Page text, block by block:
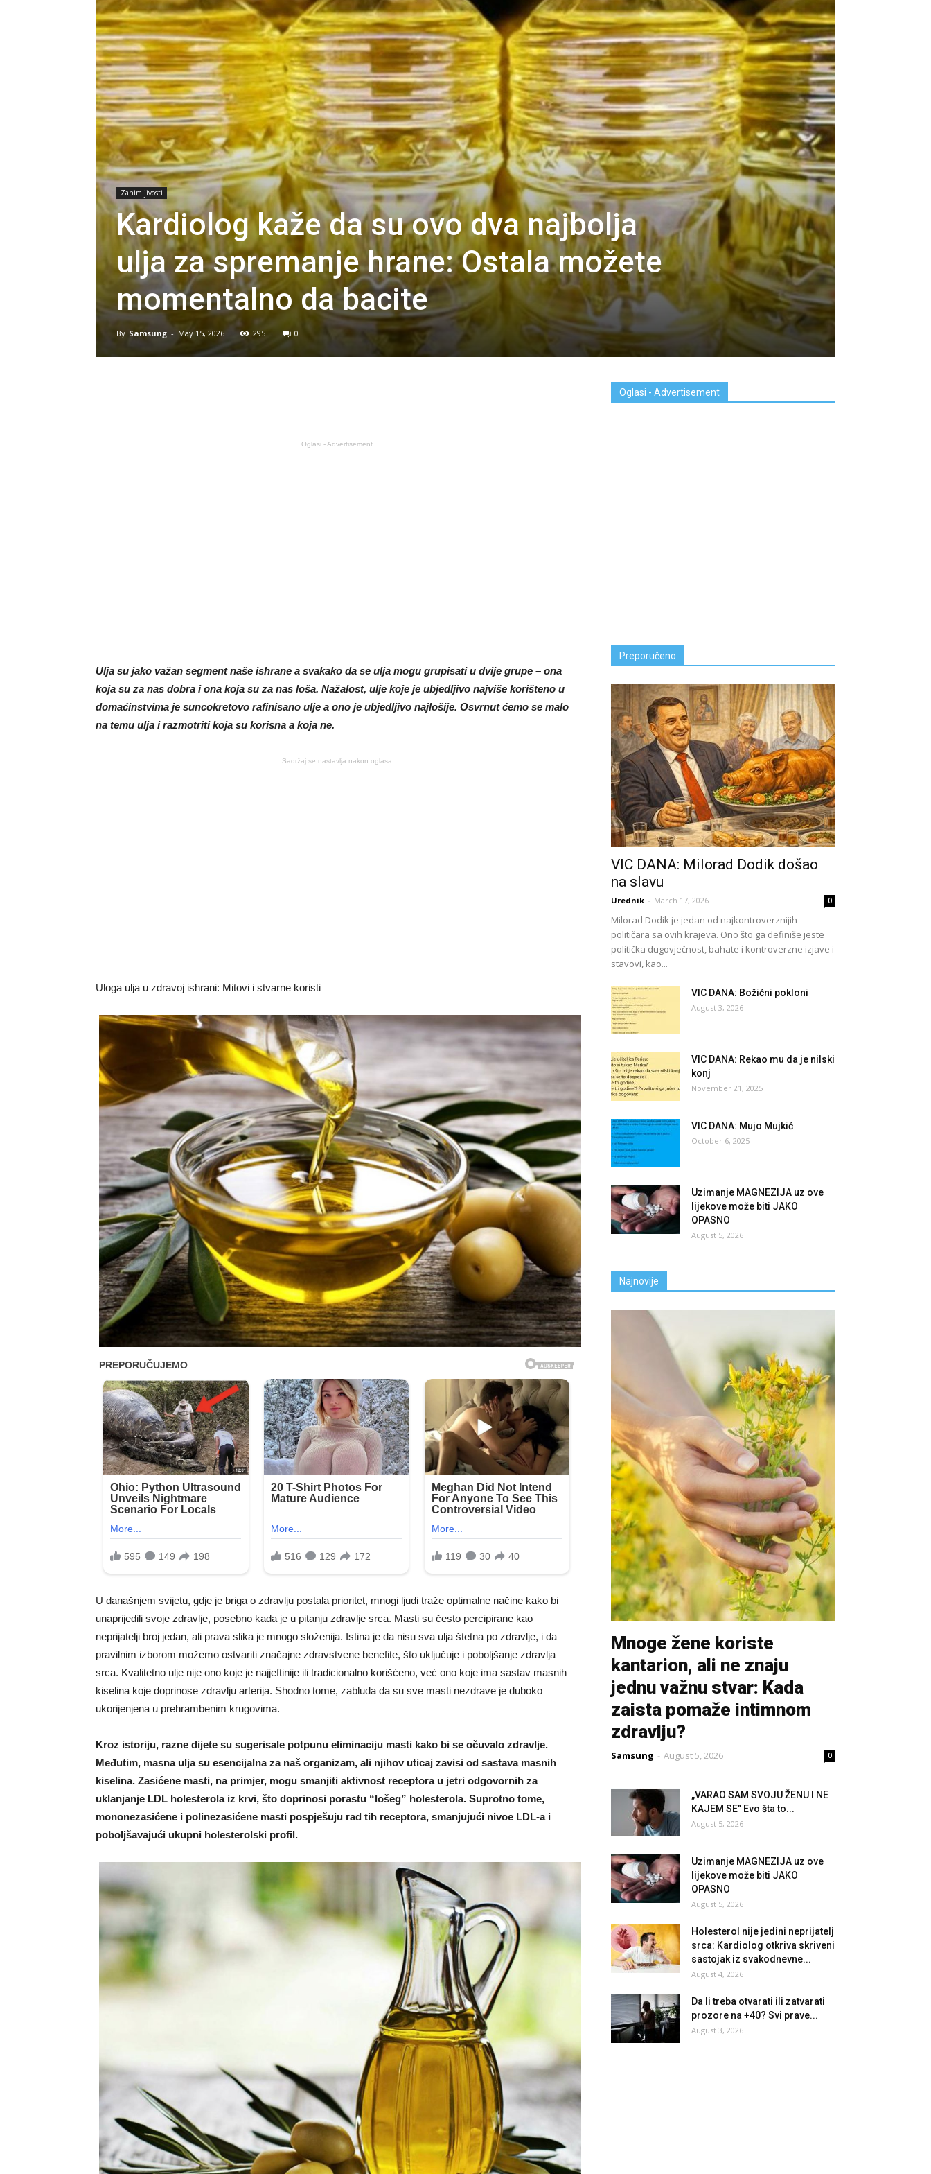
Zanimljivosti
Kardiolog kaže da su ovo dva najbolja
ulja za spremanje hrane: Ostala možete
momentalno da bacite
By Samsung - May 15, 2026 295 0
Oglasi - Advertisement
Ulja su jako važan segment naše ishrane a svakako da se ulja mogu grupisati u dvije grupe – ona
koja su za nas dobra i ona koja su za nas loša. Nažalost, ulje koje je ubjedljivo najviše korišteno u
domaćinstvima je suncokretovo rafinisano ulje a ono je ubjedljivo najlošije. Osvrnut ćemo se malo
na temu ulja i razmotriti koja su korisna a koja ne.
Sadržaj se nastavlja nakon oglasa
Uloga ulja u zdravoj ishrani: Mitovi i stvarne koristi
U današnjem svijetu, gdje je briga o zdravlju postala prioritet, mnogi ljudi traže optimalne načine kako bi
unaprijedili svoje zdravlje, posebno kada je u pitanju zdravlje srca. Masti su često percipirane kao
neprijatelji broj jedan, ali prava slika je mnogo složenija. Istina je da nisu sva ulja štetna po zdravlje, i da
pravilnim izborom možemo ostvariti značajne zdravstvene benefite, što uključuje i poboljšanje zdravlja
srca. Kvalitetno ulje nije ono koje je najjeftinije ili tradicionalno korišćeno, već ono koje ima sastav masnih
kiselina koje doprinose zdravlju arterija. Shodno tome, zabluda da su sve masti nezdrave je duboko
ukorijenjena u prehrambenim krugovima.
Kroz istoriju, razne dijete su sugerisale potpunu eliminaciju masti kako bi se očuvalo zdravlje.
Međutim, masna ulja su esencijalna za naš organizam, ali njihov uticaj zavisi od sastava masnih
kiselina. Zasićene masti, na primjer, mogu smanjiti aktivnost receptora u jetri odgovornih za
uklanjanje LDL holesterola iz krvi, što doprinosi porastu “lošeg” holesterola. Suprotno tome,
mononezasićene i polinezasićene masti pospješuju rad tih receptora, smanjujući nivoe LDL-a i
poboljšavajući ukupni holesterolski profil.
Oglasi - Advertisement
Preporučeno
VIC DANA: Milorad Dodik došao
na slavu
Urednik - March 17, 2026 0
Milorad Dodik je jedan od najkontroverznijih
političara sa ovih krajeva. Ono što ga definiše jeste
politička dugovječnost, bahate i kontroverzne izjave i
stavovi, kao...
VIC DANA: Božićni pokloni
August 3, 2026
VIC DANA: Rekao mu da je nilski
konj
November 21, 2025
VIC DANA: Mujo Mujkić
October 6, 2025
Uzimanje MAGNEZIJA uz ove
lijekove može biti JAKO
OPASNO
August 5, 2026
Najnovije
Mnoge žene koriste
kantarion, ali ne znaju
jednu važnu stvar: Kada
zaista pomaže intimnom
zdravlju?
Samsung - August 5, 2026 0
„VARAO SAM SVOJU ŽENU I NE
KAJEM SE” Evo šta to...
August 5, 2026
Uzimanje MAGNEZIJA uz ove
lijekove može biti JAKO
OPASNO
August 5, 2026
Holesterol nije jedini neprijatelj
srca: Kardiolog otkriva skriveni
sastojak iz svakodnevne...
August 4, 2026
Da li treba otvarati ili zatvarati
prozore na +40? Svi ​​prave...
August 3, 2026